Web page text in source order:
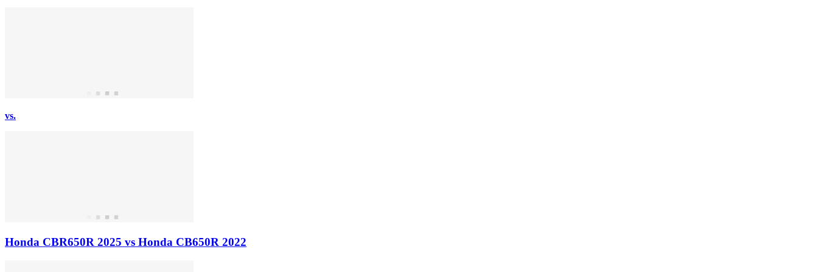
vs.
Honda CBR650R 2025 vs Honda CB650R 2022